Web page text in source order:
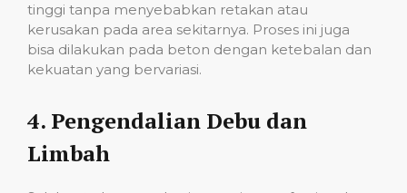
tinggi tanpa menyebabkan retakan atau
kerusakan pada area sekitarnya. Proses ini juga
bisa dilakukan pada beton dengan ketebalan dan
kekuatan yang bervariasi.
4. Pengendalian Debu dan
Limbah